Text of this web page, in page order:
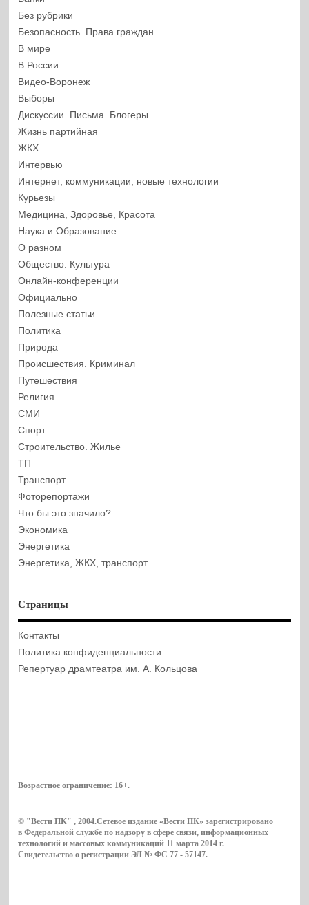
Без рубрики
Безопасность. Права граждан
В мире
В России
Видео-Воронеж
Выборы
Дискуссии. Письма. Блогеры
Жизнь партийная
ЖКХ
Интервью
Интернет, коммуникации, новые технологии
Курьезы
Медицина, Здоровье, Красота
Наука и Образование
О разном
Общество. Культура
Онлайн-конференции
Официально
Полезные статьи
Политика
Природа
Происшествия. Криминал
Путешествия
Религия
СМИ
Спорт
Строительство. Жилье
ТП
Транспорт
Фоторепортажи
Что бы это значило?
Экономика
Энергетика
Энергетика, ЖКХ, транспорт
Страницы
Контакты
Политика конфиденциальности
Репертуар драмтеатра им. А. Кольцова
Возрастное ограничение: 16+.
© "Вести ПК" , 2004.Сетевое издание «Вести ПК» зарегистрировано
в Федеральной службе по надзору в сфере связи, информационных
технологий и массовых коммуникаций 11 марта 2014 г.
Свидетельство о регистрации ЭЛ № ФС 77 - 57147.